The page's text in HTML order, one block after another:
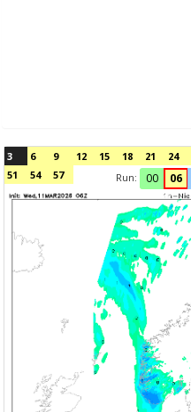
3 6 9 12 15 18 21 24
51
54 57 Run: 00 06